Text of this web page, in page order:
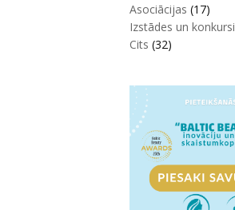
Asociācijas (17)
Izstādes un konkursi
Cits (32)